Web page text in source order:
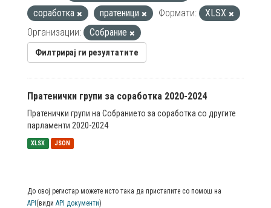
соработка
пратеници Формати:
XLSX
Организации:
Собрание
Филтрирај ги резултатите
Пратенички групи за соработка 2020-2024
Пратенички групи на Собранието за соработка со другите
парламенти 2020-2024
XLSX JSON
До овој регистар можете исто така да пристапите со помош на
API (види API документи)